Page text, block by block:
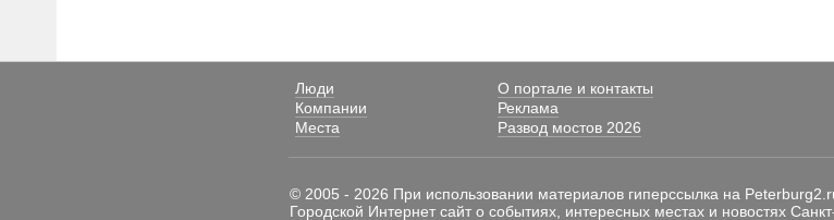
Люди
О портале и контакты
Компании
Реклама
Места
Развод мостов 2026
© 2005 - 2026 При использовании материалов гиперссылка на
Городской Интернет сайт о событиях, интересных местах и новостях